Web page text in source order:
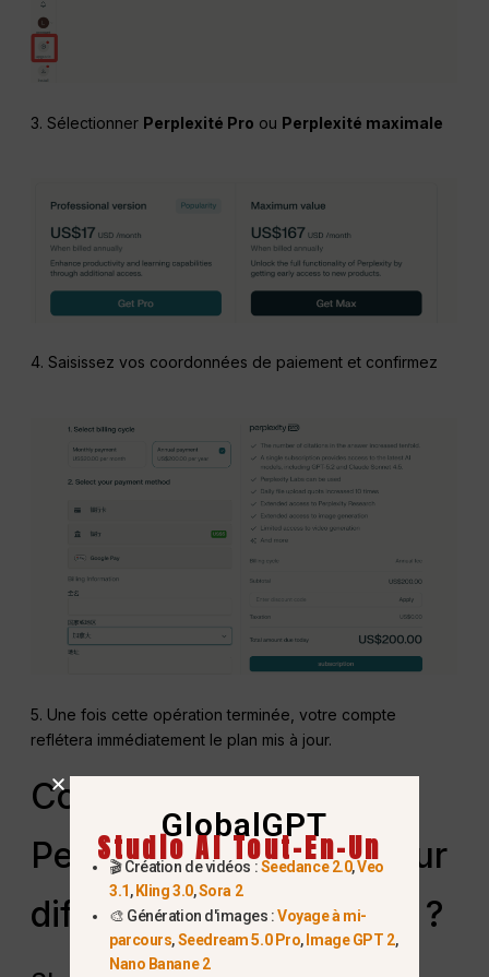
3. Sélectionner Perplexité Pro ou Perplexité maximale
4. Saisissez vos coordonnées de paiement et confirmez
5. Une fois cette opération terminée, votre compte
reflétera immédiatement le plan mis à jour.
Comment s'abonner à
Perplexity Pro et Max sur
différentes plateformes ?
GlobalGPT
Studio AI Tout-En-Un
🎬 Création de vidéos :Seedance 2.0,Veo
3.1, Kling 3.0,Sora 2
🎨 Génération d'images :Voyage à mi-
parcours,Seedream 5.0 Pro, Image GPT 2,
Nano Banane 2